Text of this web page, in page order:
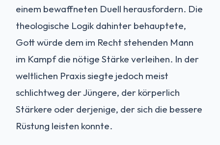
einem bewaffneten Duell herausfordern. Die
theologische Logik dahinter behauptete,
Gott würde dem im Recht stehenden Mann
im Kampf die nötige Stärke verleihen. In der
weltlichen Praxis siegte jedoch meist
schlichtweg der Jüngere, der körperlich
Stärkere oder derjenige, der sich die bessere
Rüstung leisten konnte.